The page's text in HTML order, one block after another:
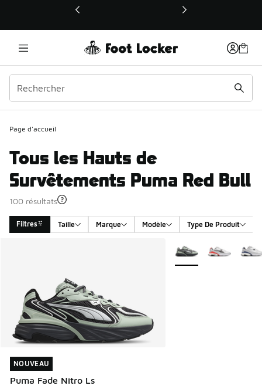
Ce lien ouvrira une nouvelle fenêtre
Page d'accueil
Tous les Hauts de
Survêtements Puma Red Bull
100 résultats
Filtres Taille Marque Modèle Type De Produit
NOUVEAU
Puma Fade Nitro Ls
NOUVEAU
Plus de couleurs